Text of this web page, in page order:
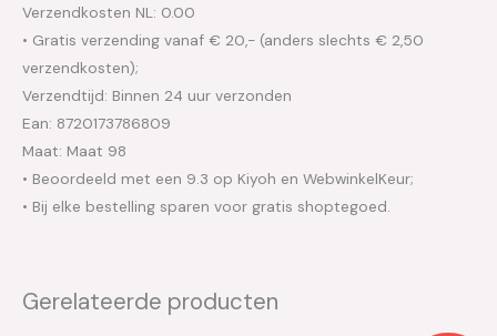
Verzendkosten NL: 0.00
• Gratis verzending vanaf € 20,- (anders slechts € 2,50
verzendkosten);
Verzendtijd: Binnen 24 uur verzonden
Ean: 8720173786809
Maat: Maat 98
• Beoordeeld met een 9.3 op Kiyoh en WebwinkelKeur;
• Bij elke bestelling sparen voor gratis shoptegoed.
Gerelateerde producten